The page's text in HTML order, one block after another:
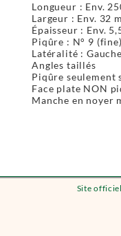
Site
Longueur : Env.
Largeur : Env. 32
Épaisseur : Env.
Piqûre : N° 9 (fine)
Latéralité :
Angles taillés
Piqûre seulement
Face plate NON
Manche en noyer